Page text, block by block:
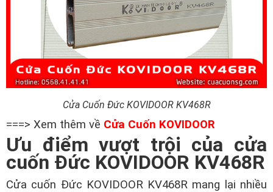
Cửa Cuốn Đức KOVIDOOR KV468R
===> Xem thêm về Cửa Cuốn KOVIDOOR
Ưu điểm vượt trội của cửa
cuốn Đức KOVIDOOR KV468R
Cửa cuốn Đức KOVIDOOR KV468R mang lại nhiều